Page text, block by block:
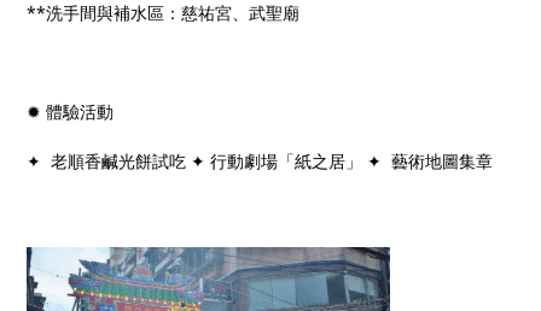
**洗手間與補水區：慈祐宮、武聖廟
✹ 體驗活動
✦ 老順香鹹光餅試吃 ✦ 行動劇場「紙之居」 ✦ 藝術地圖集章